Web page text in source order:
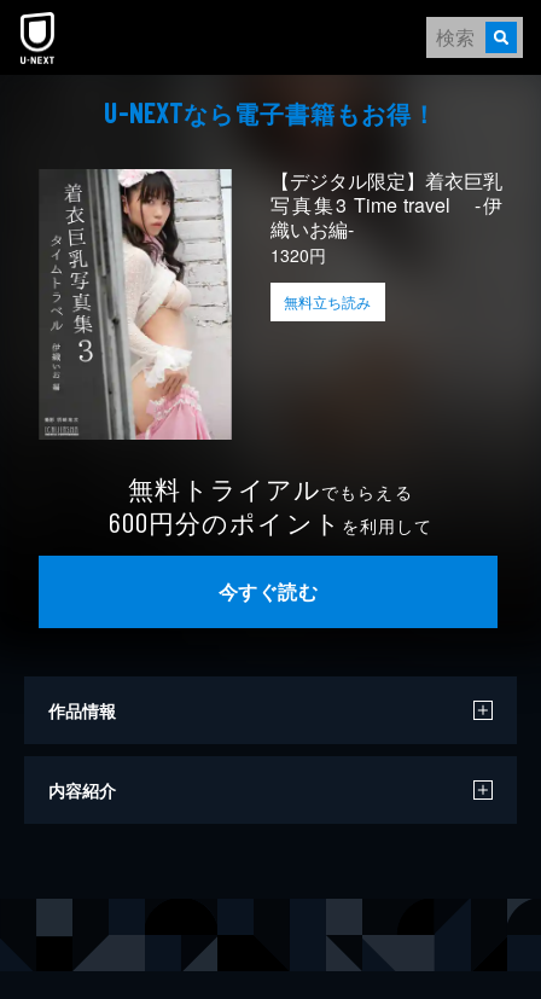
本文へスキップ
U-NEXTなら電⼦書籍もお得！
【デジタル限定】着衣巨乳
写真集3 Time travel -伊
織いお編-
1320円
無料立ち読み
無料トライアルでもらえる
600円分のポイント を利用して
今すぐ読む
作品情報
著者
内容紹介